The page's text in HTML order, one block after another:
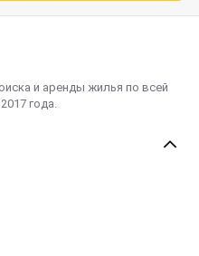
и аренды жилья по всей
года.